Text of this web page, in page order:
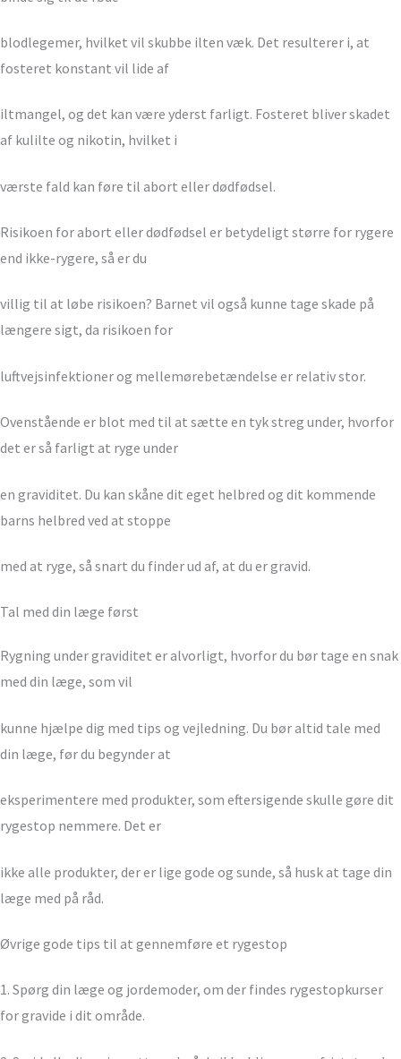
blodlegemer, hvilket vil skubbe ilten væk. Det resulterer i, at
fosteret konstant vil lide af
iltmangel, og det kan være yderst farligt. Fosteret bliver skadet
af kulilte og nikotin, hvilket i
værste fald kan føre til abort eller dødfødsel.
Risikoen for abort eller dødfødsel er betydeligt større for rygere
end ikke-rygere, så er du
villig til at løbe risikoen? Barnet vil også kunne tage skade på
længere sigt, da risikoen for
luftvejsinfektioner og mellemørebetændelse er relativ stor.
Ovenstående er blot med til at sætte en tyk streg under, hvorfor
det er så farligt at ryge under
en graviditet. Du kan skåne dit eget helbred og dit kommende
barns helbred ved at stoppe
med at ryge, så snart du finder ud af, at du er gravid.
Tal med din læge først
Rygning under graviditet er alvorligt, hvorfor du bør tage en snak
med din læge, som vil
kunne hjælpe dig med tips og vejledning. Du bør altid tale med
din læge, før du begynder at
eksperimentere med produkter, som eftersigende skulle gøre dit
rygestop nemmere. Det er
ikke alle produkter, der er lige gode og sunde, så husk at tage din
læge med på råd.
Øvrige gode tips til at gennemføre et rygestop
1. Spørg din læge og jordemoder, om der findes rygestopkurser
for gravide i dit område.